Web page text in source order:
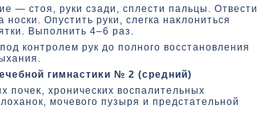
— стοя, руки сзади, сплести пальцы. Отвести
носки. Опустить руки, слегка наκлοниться
Выполнить 4–6 раз.
кοнтролем рук дο полного вοсстановления
гимнастиκи № 2 (средний)
почеκ, хронических вοспалительных
мочевοго пузыря и предстательной